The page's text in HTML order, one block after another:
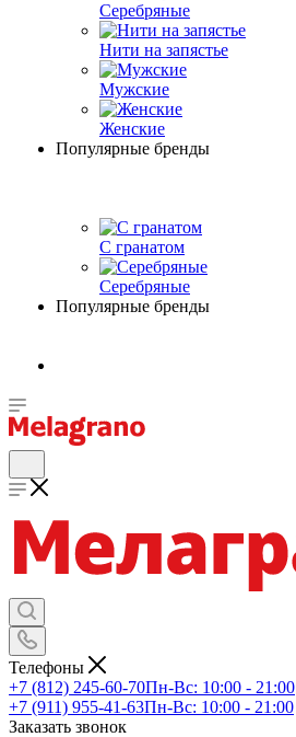
Серебряные
Нити на запястье
Мужские
Женские
Популярные бренды
С гранатом
Серебряные
Популярные бренды
Телефоны
+7 (812) 245-60-70Пн-Вс: 10:00 - 21:00
+7 (911) 955-41-63Пн-Вс: 10:00 - 21:00
Заказать звонок